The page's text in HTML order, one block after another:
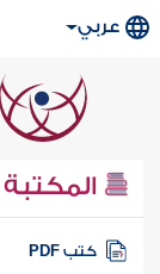
عربي
المكتبة